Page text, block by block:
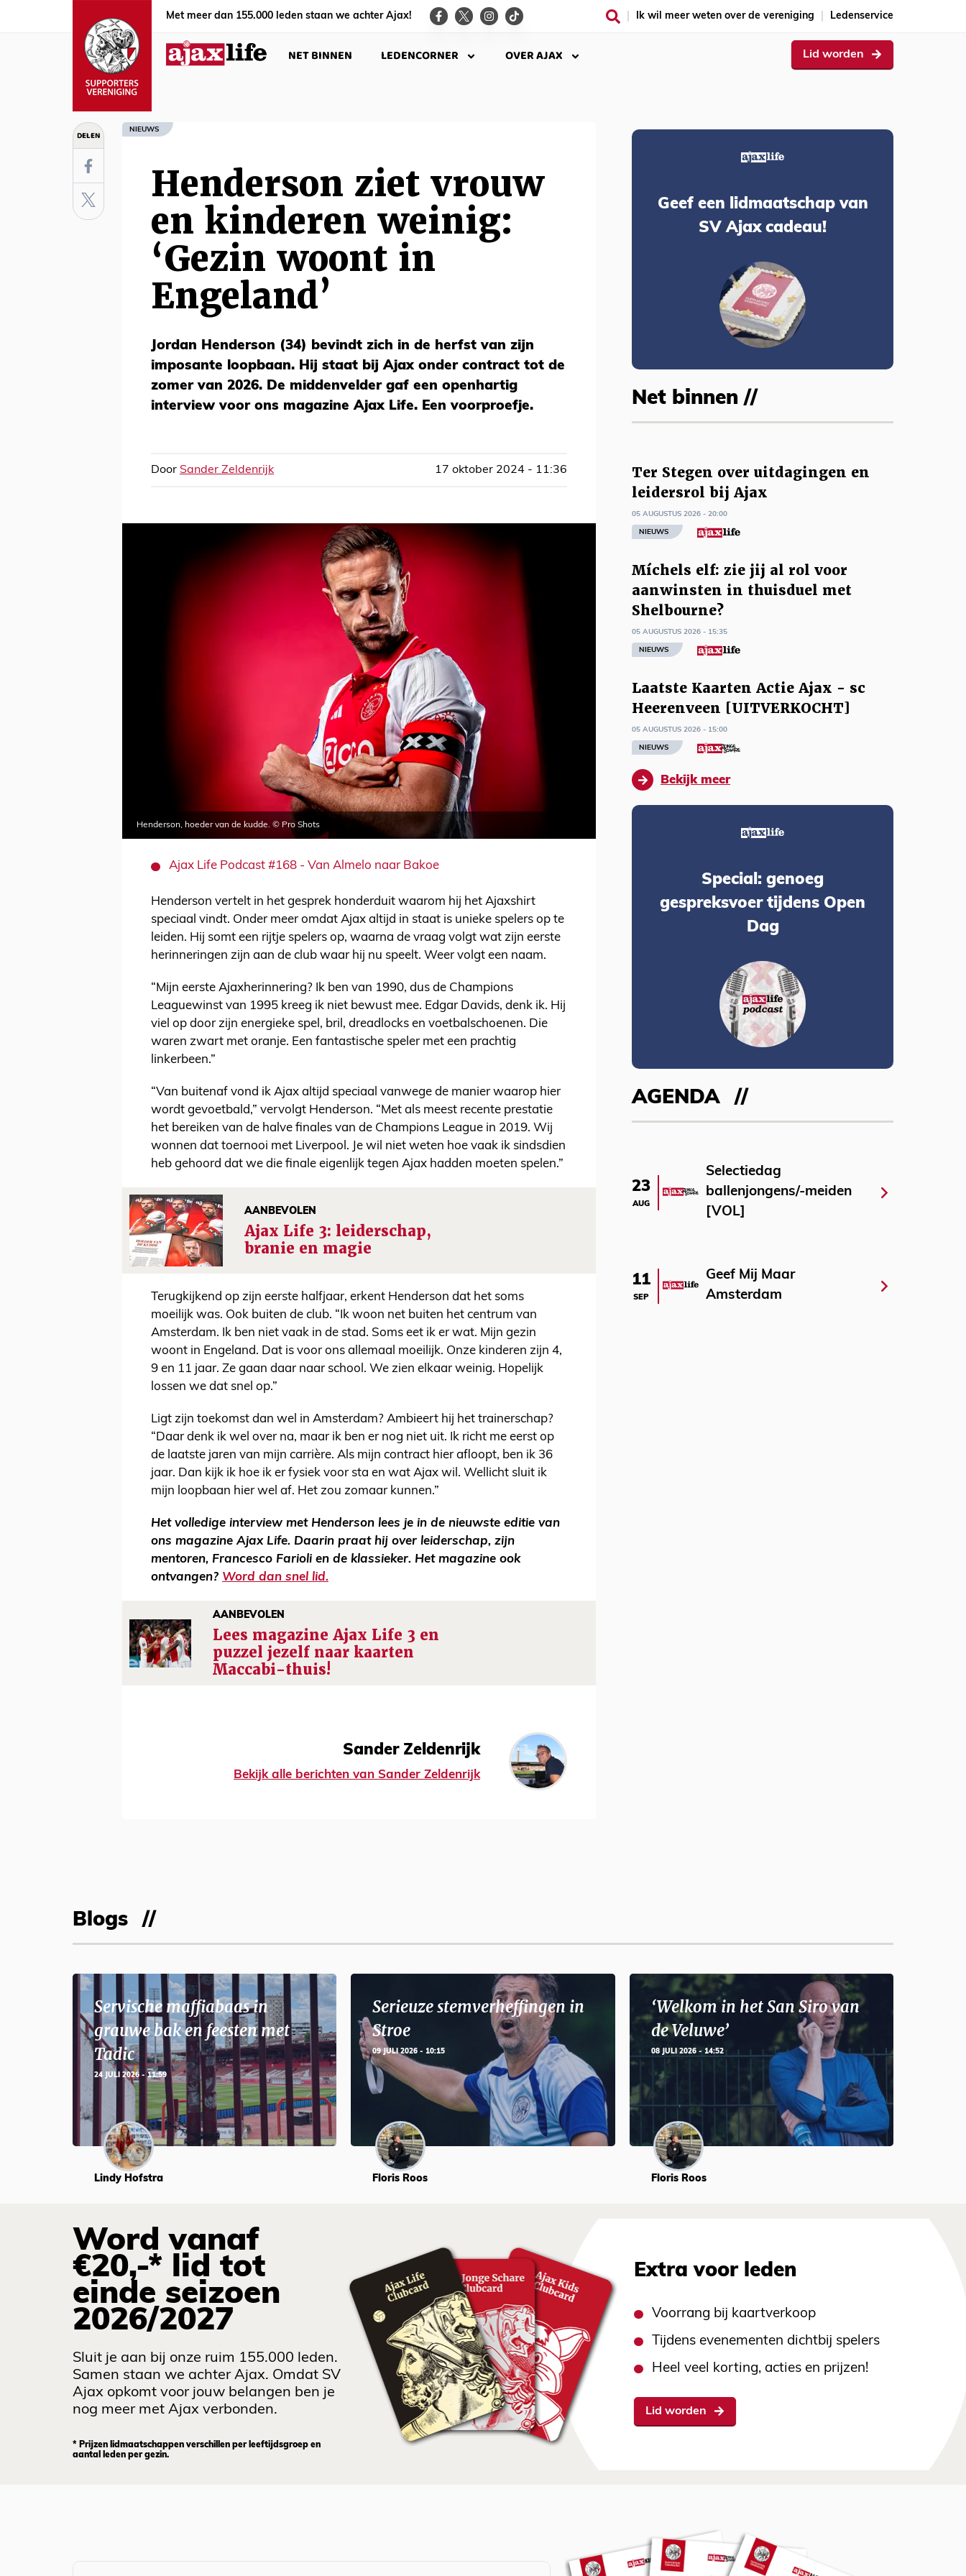
Met meer dan 155.000 leden staan we achter Ajax! Ik wil meer weten over de vereniging Ledenservice
NET BINNEN LEDENCORNER OVER AJAX Lid worden
DELEN NIEUWS
Henderson ziet vrouw
en kinderen weinig:
‘Gezin woont in
Engeland’
Jordan Henderson (34) bevindt zich in de herfst van zijn
imposante loopbaan. Hij staat bij Ajax onder contract tot de
zomer van 2026. De middenvelder gaf een openhartig
interview voor ons magazine Ajax Life. Een voorproefje.
Door Sander Zeldenrijk 17 oktober 2024 - 11:36
Henderson, hoeder van de kudde. © Pro Shots
Ajax Life Podcast #168 - Van Almelo naar Bakoe
Henderson vertelt in het gesprek honderduit waarom hij het Ajaxshirt
speciaal vindt. Onder meer omdat Ajax altijd in staat is unieke spelers op te
leiden. Hij somt een rijtje spelers op, waarna de vraag volgt wat zijn eerste
herinneringen zijn aan de club waar hij nu speelt. Weer volgt een naam.
“Mijn eerste Ajaxherinnering? Ik ben van 1990, dus de Champions
Leaguewinst van 1995 kreeg ik niet bewust mee. Edgar Davids, denk ik. Hij
viel op door zijn energieke spel, bril, dreadlocks en voetbalschoenen. Die
waren zwart met oranje. Een fantastische speler met een prachtig
linkerbeen.”
“Van buitenaf vond ik Ajax altijd speciaal vanwege de manier waarop hier
wordt gevoetbald,” vervolgt Henderson. “Met als meest recente prestatie
het bereiken van de halve finales van de Champions League in 2019. Wij
wonnen dat toernooi met Liverpool. Je wil niet weten hoe vaak ik sindsdien
heb gehoord dat we die finale eigenlijk tegen Ajax hadden moeten spelen.”
AANBEVOLEN
Ajax Life 3: leiderschap,
branie en magie
Terugkijkend op zijn eerste halfjaar, erkent Henderson dat het soms
moeilijk was. Ook buiten de club. “Ik woon net buiten het centrum van
Amsterdam. Ik ben niet vaak in de stad. Soms eet ik er wat. Mijn gezin
woont in Engeland. Dat is voor ons allemaal moeilijk. Onze kinderen zijn 4,
9 en 11 jaar. Ze gaan daar naar school. We zien elkaar weinig. Hopelijk
lossen we dat snel op.”
Ligt zijn toekomst dan wel in Amsterdam? Ambieert hij het trainerschap?
“Daar denk ik wel over na, maar ik ben er nog niet uit. Ik richt me eerst op
de laatste jaren van mijn carrière. Als mijn contract hier afloopt, ben ik 36
jaar. Dan kijk ik hoe ik er fysiek voor sta en wat Ajax wil. Wellicht sluit ik
mijn loopbaan hier wel af. Het zou zomaar kunnen.”
Het volledige interview met Henderson lees je in de nieuwste editie van
ons magazine Ajax Life. Daarin praat hij over leiderschap, zijn
mentoren, Francesco Farioli en de klassieker. Het magazine ook
ontvangen? Word dan snel lid.
AANBEVOLEN
Lees magazine Ajax Life 3 en
puzzel jezelf naar kaarten
Maccabi-thuis!
Sander Zeldenrijk
Bekijk alle berichten van Sander Zeldenrijk
Geef een lidmaatschap van
SV Ajax cadeau!
Net binnen //
Ter Stegen over uitdagingen en
leidersrol bij Ajax
05 AUGUSTUS 2026 - 20:00
NIEUWS
Míchels elf: zie jij al rol voor
aanwinsten in thuisduel met
Shelbourne?
05 AUGUSTUS 2026 - 15:35
NIEUWS
Laatste Kaarten Actie Ajax - sc
Heerenveen [UITVERKOCHT]
05 AUGUSTUS 2026 - 15:00
NIEUWS
Bekijk meer
Special: genoeg
gespreksvoer tijdens Open
Dag
AGENDA
23
AUG
Selectiedag
ballenjongens/-meiden
[VOL]
11
SEP
Geef Mij Maar
Amsterdam
Blogs
Servische maffiabaas in
grauwe bak en feesten met
Tadic
24 JULI 2026 - 11:59
Lindy Hofstra
Serieuze stemverheffingen in
Stroe
09 JULI 2026 - 10:15
Floris Roos
‘Welkom in het San Siro van
de Veluwe’
08 JULI 2026 - 14:52
Floris Roos
Word vanaf
€20,-* lid tot
einde seizoen
2026/2027
Sluit je aan bij onze ruim 155.000 leden.
Samen staan we achter Ajax. Omdat SV
Ajax opkomt voor jouw belangen ben je
nog meer met Ajax verbonden.
* Prijzen lidmaatschappen verschillen per leeftijdsgroep en
aantal leden per gezin.
Extra voor leden
Voorrang bij kaartverkoop
Tijdens evenementen dichtbij spelers
Heel veel korting, acties en prijzen!
Lid worden